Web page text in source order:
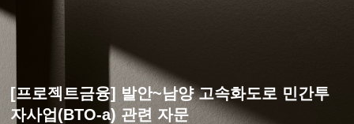
[프로젝트금융] 발안~남양 고속화도로 민간투
자사업(BTO-a) 관련 자문